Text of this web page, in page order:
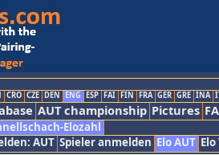
CRO CZE DEN ENG ESP FAI FIN FRA GER GRE INA
AUT championship Pictures
Elozahl
AUT Spieler anmelden Elo AUT